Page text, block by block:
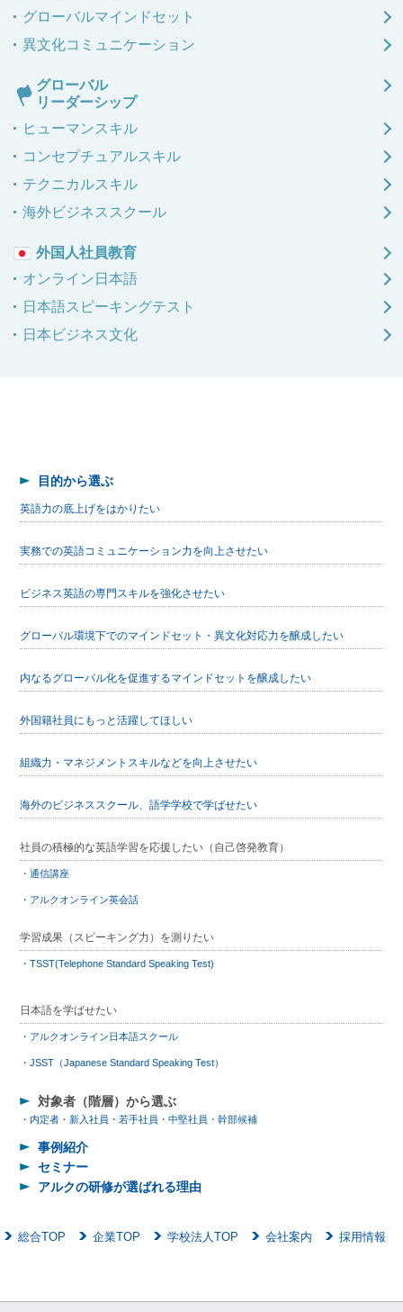
グローバルマインドセット
異文化コミュニケーション
グローバル
リーダーシップ
ヒューマンスキル
コンセプチュアルスキル
テクニカルスキル
海外ビジネススクール
外国人社員教育
オンライン日本語
日本語スピーキングテスト
日本ビジネス文化
目的から選ぶ
英語力の底上げをはかりたい
実務での英語コミュニケーション力を向上させたい
ビジネス英語の専門スキルを強化させたい
グローバル環境下でのマインドセット・異文化対応力を醸成したい
内なるグローバル化を促進するマインドセットを醸成したい
外国籍社員にもっと活躍してほしい
組織力・マネジメントスキルなどを向上させたい
海外のビジネススクール、語学学校で学ばせたい
社員の積極的な英語学習を応援したい（自己啓発教育）
通信講座
アルクオンライン英会話
学習成果（スピーキング力）を測りたい
TSST(Telephone Standard Speaking Test)
日本語を学ばせたい
アルクオンライン日本語スクール
JSST（Japanese Standard Speaking Test）
対象者（階層）から選ぶ
内定者・新入社員・若手社員 中堅社員 幹部候補
事例紹介
セミナー
アルクの研修が選ばれる理由
総合TOP 企業TOP 学校法人TOP 会社案内 採用情報